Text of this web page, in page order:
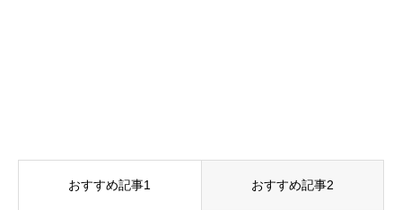
おすすめ記事1 おすすめ記事2